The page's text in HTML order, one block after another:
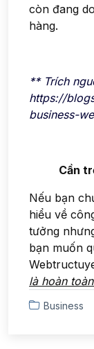
còn đang
hàng.
** Trích
https://
business-
Cần
Nếu bạn
hiểu về
tưởng
bạn muốn
là hoàn
Business